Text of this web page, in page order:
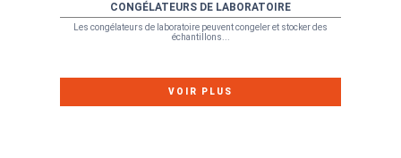
CONGÉLATEURS DE LABORATOIRE
Les congélateurs de laboratoire peuvent congeler et stocker des
échantillons...
VOIR PLUS